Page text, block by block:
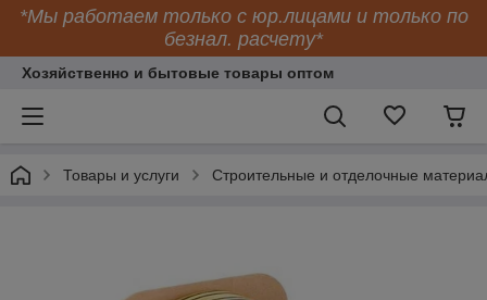
*Мы работаем только с юр.лицами и только по
безнал. расчету*
Хозяйственно и бытовые товары оптом
Товары и услуги Строительные и отделочные